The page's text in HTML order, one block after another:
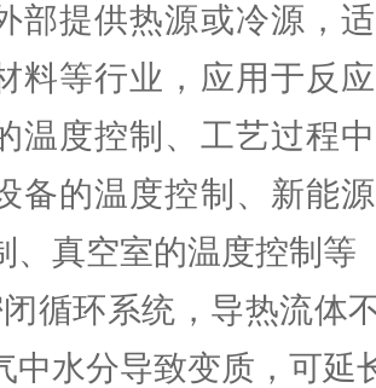
提供热源或冷源，适
料等行业，应用于反
温度控制、工艺过程
备的温度控制、新能
、真空室的温度控制等
环系统，导热流体
中水分导致变质，可延